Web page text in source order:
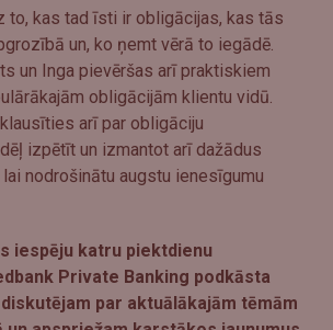
to, kas tad īsti ir obligācijas, kas tās
un, ko ņemt vērā to iegādē.
un Inga pievēršas arī praktiskiem
obligācijām klientu vidū.
arī par obligāciju
izpētīt un izmantot arī dažādus
nodrošinātu augstu ienesīgumu
iespēju katru piektdienu
Private Banking podkāsta
par aktuālākajām tēmām